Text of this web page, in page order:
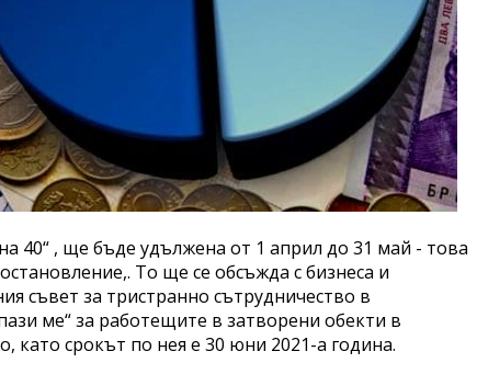
40“ , ще бъде удължена от 1 април до 31 май - това
То ще се обсъжда с бизнеса и
съвет за тристранно сътрудничество в
ме“ за работещите в затворени обекти в
срокът по нея е 30 юни 2021-а година.